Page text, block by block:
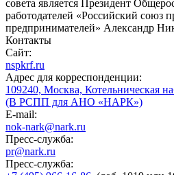
совета является Президент
работодателей «Российский союз
предпринимателей» Александр
Контакты
Сайт:
nspkrf.ru
Адрес для корреспонденции:
109240, Москва, Котельническая
(В РСПП для АНО «НАРК»)
E-mail:
nok-nark@nark.ru
Пресс-служба:
pr@nark.ru
Пресс-служба: